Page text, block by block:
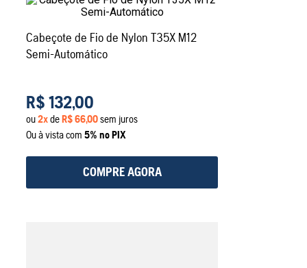
Cabeçote de Fio de Nylon T35X M12
Semi-Automático
R$ 132,00
ou2xdeR$66,00sem juros
Ou à vista com 5% no PIX
COMPRE AGORA